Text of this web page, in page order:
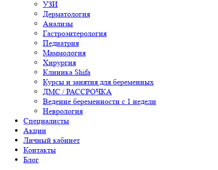
УЗИ
Дерматология
Анализы
Гастроэнтерология
Педиатрия
Маммология
Хирургия
Клиника Shifa
Курсы и занятия для беременных
ДМС / РАССРОЧКА
Ведение беременности с 1 недели
Неврология
Специалисты
Акции
Личный кабинет
Контакты
Блог